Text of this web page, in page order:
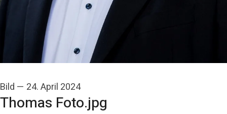
Bild — 24. April 2024
Thomas Foto.jpg